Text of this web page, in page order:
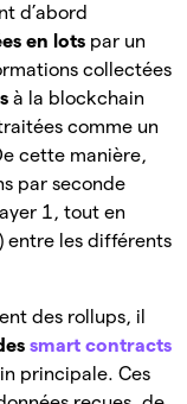
d’abord
en lots par un
collectées
à la blockchain
comme un
cette manière,
par seconde
1, tout en
entre les différents
des rollups, il
smart contracts
principale. Ces